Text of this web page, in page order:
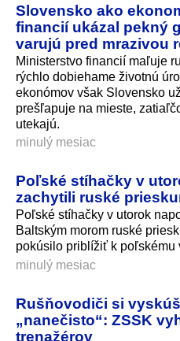
Slovensko ako
financií ukázal pekný
varujú pred mrazivou
Ministerstvo financií maľuje
rýchlo dobiehame životnú
ekonómov však Slovensko
prešľapuje na mieste,
utekajú.
minulý mesiac
Poľské stíhačky v
zachytili ruské
Poľské stíhačky v utorok
Baltským morom ruské
pokúsilo priblížiť k poľskému
minulý mesiac
Rušňovodiči si
„nanečisto“: ZSSK
trenažérov